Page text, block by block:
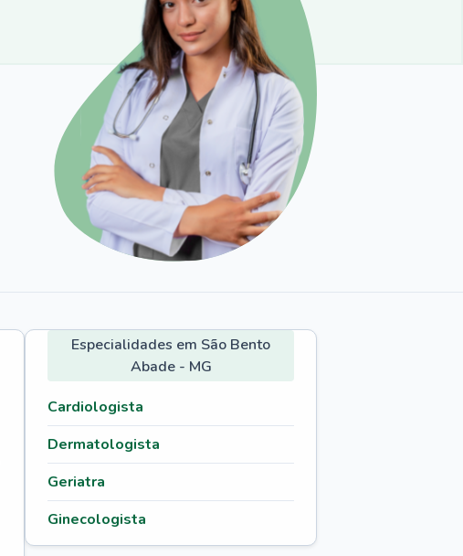
Especialidades em São Bento
Abade - MG
Cardiologista
Dermatologista
Geriatra
Ginecologista